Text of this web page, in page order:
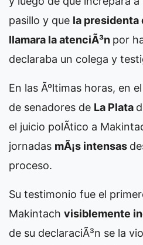
pasillo y que la presidenta
llamara la atenciÃ³n por
declaraba un colega y
En las Ãºltimas horas, en
de senadores de La Plata
el juicio polÃ­tico a
jornadas mÃ¡s intensas
proceso.
Su testimonio fue el
Makintach visiblemente
de su declaraciÃ³n se la vio